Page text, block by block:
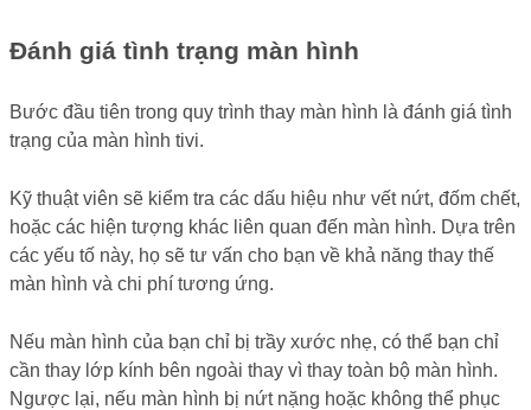
Đánh giá tình trạng màn hình
Bước đầu tiên trong quy trình thay màn hình là đánh giá tình
trạng của màn hình tivi.
Kỹ thuật viên sẽ kiểm tra các dấu hiệu như vết nứt, đốm chết,
hoặc các hiện tượng khác liên quan đến màn hình. Dựa trên
các yếu tố này, họ sẽ tư vấn cho bạn về khả năng thay thế
màn hình và chi phí tương ứng.
Nếu màn hình của bạn chỉ bị trầy xước nhẹ, có thể bạn chỉ
cần thay lớp kính bên ngoài thay vì thay toàn bộ màn hình.
Ngược lại, nếu màn hình bị nứt nặng hoặc không thể phục